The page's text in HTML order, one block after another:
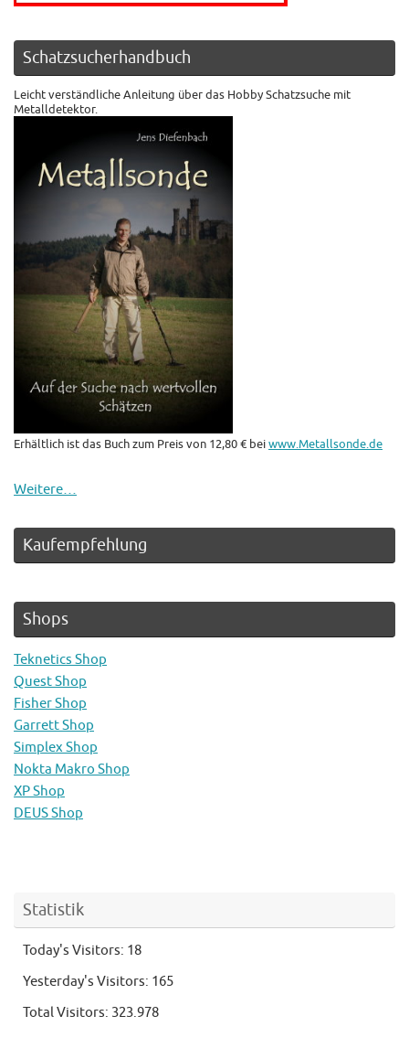
Schatzsucherhandbuch
Leicht verständliche Anleitung über das Hobby Schatzsuche mit
Metalldetektor.
Erhältlich ist das Buch zum Preis von 12,80 € beiwww.Metallsonde.de
Weitere…
Kaufempfehlung
Shops
Teknetics Shop
Quest Shop
Fisher Shop
Garrett Shop
Simplex Shop
Nokta Makro Shop
XP Shop
DEUS Shop
Statistik
Today's Visitors: 18
Yesterday's Visitors: 165
Total Visitors: 323.978